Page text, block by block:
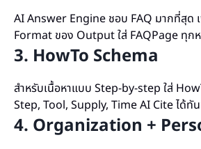
AI Answer Engine ชอบ FAQ มากที่สุด
Format ของ Output ใส่ FAQPage ทุก
3. HowTo Schema
สำหรับเนื้อหาแบบ Step-by-step ใส่
Step, Tool, Supply, Time AI Cite ได้ทั
4. Organization +